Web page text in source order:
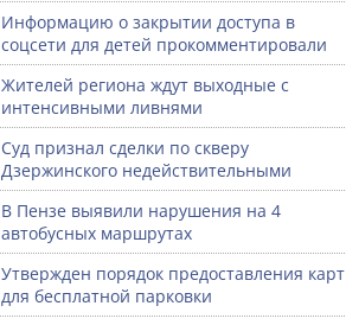
Информацию о закрытии доступа в
соцсети для детей прокомментировали
Жителей региона ждут выходные с
интенсивными ливнями
Суд признал сделки по скверу
Дзержинского недействительными
В Пензе выявили нарушения на 4
автобусных маршрутах
Утвержден порядок предоставления карт
для бесплатной парковки